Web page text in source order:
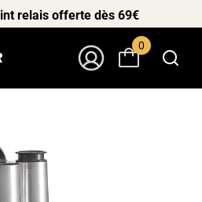
relais offerte dès 69€
0